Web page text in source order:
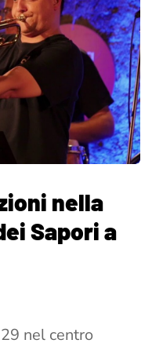
nella
Sapori a
nel centro